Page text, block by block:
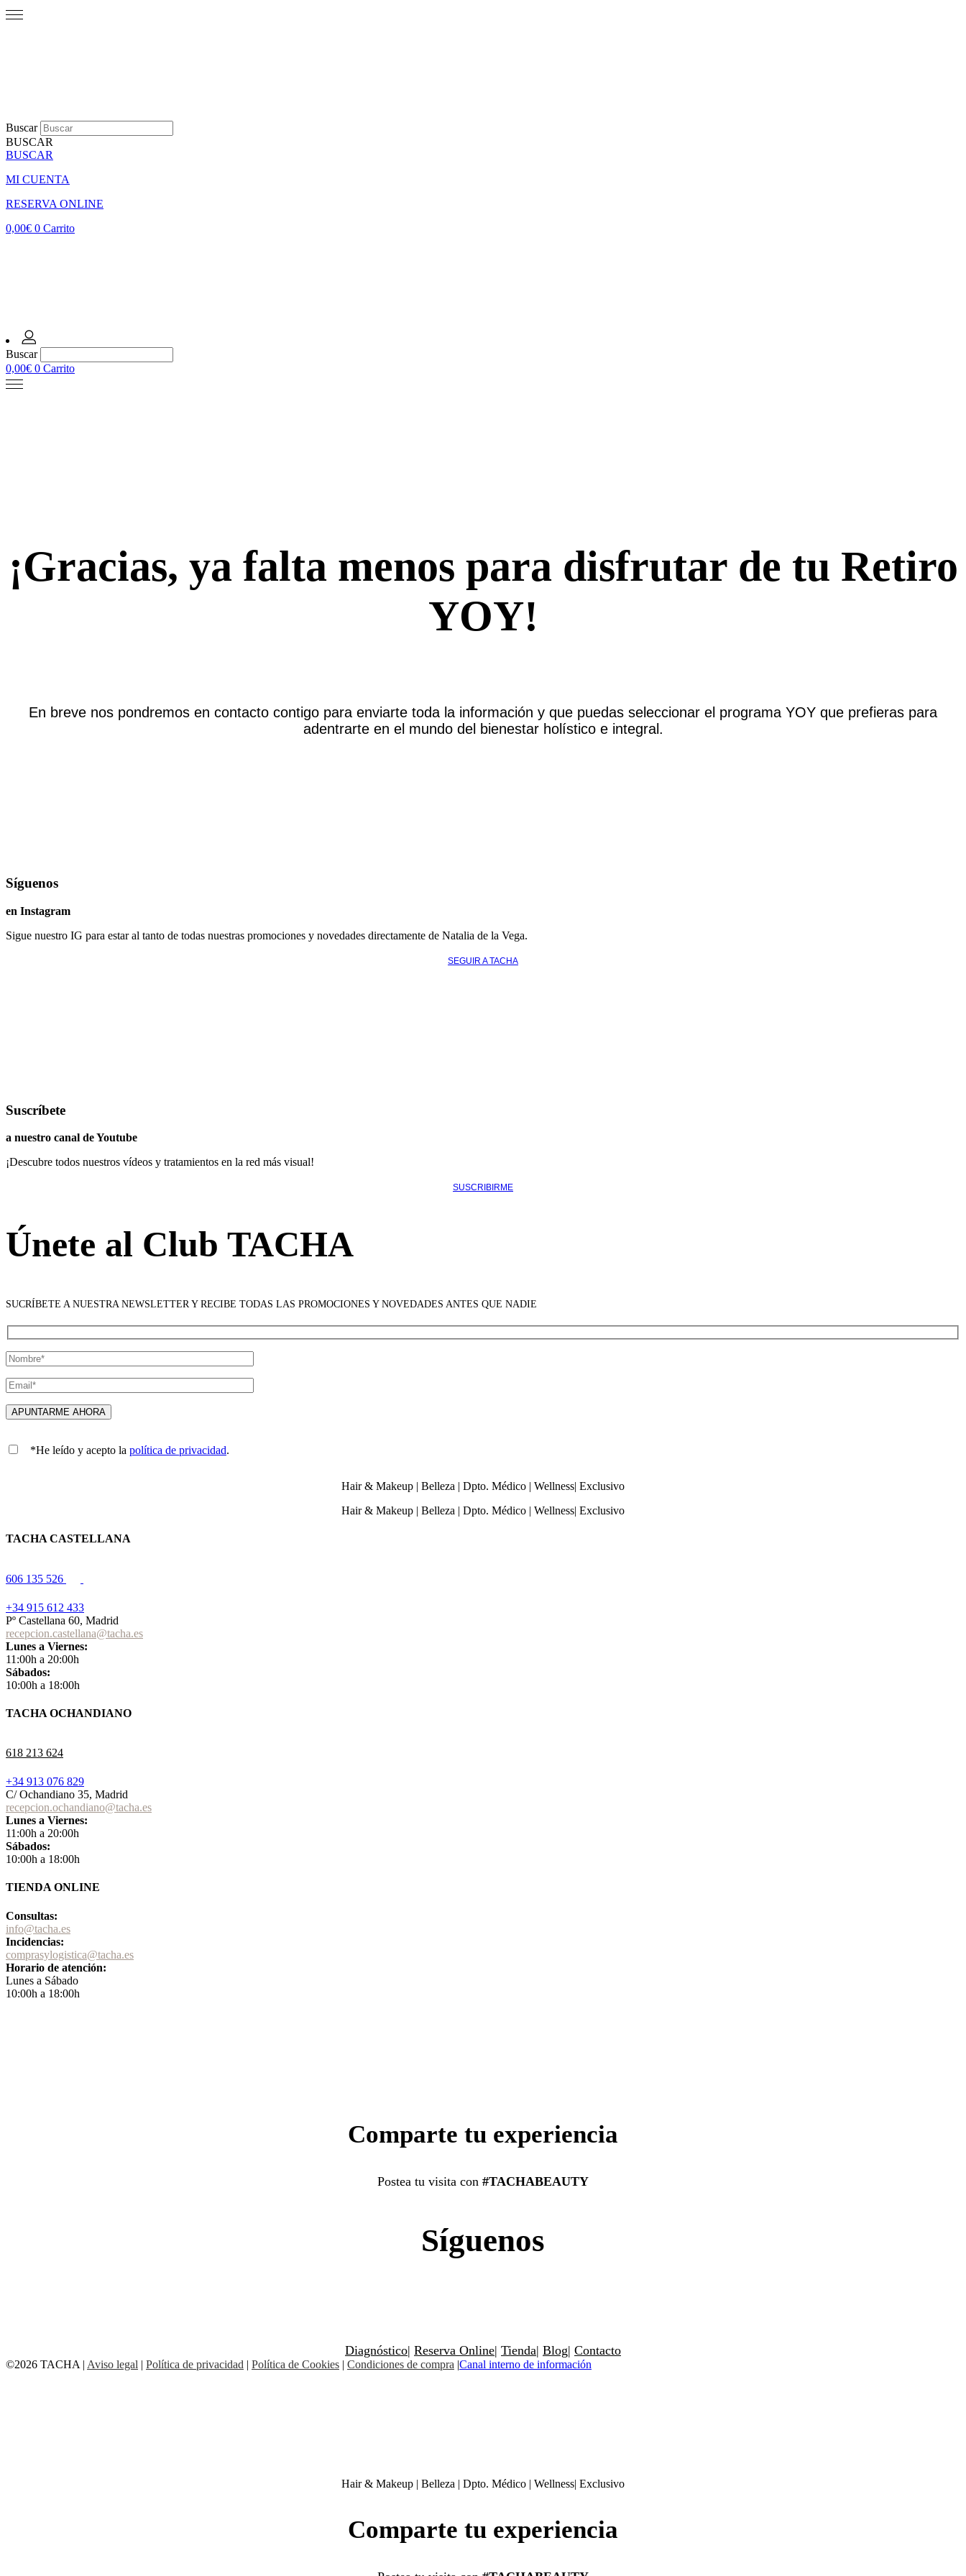
Buscar
BUSCAR
BUSCAR
MI CUENTA
RESERVA ONLINE
0,00€ 0 Carrito
Buscar
0,00€ 0 Carrito
¡Gracias, ya falta menos para disfrutar de tu Retiro
YOY!
En breve nos pondremos en contacto contigo para enviarte toda la información y que puedas seleccionar el programa YOY que prefieras para
adentrarte en el mundo del bienestar holístico e integral.
Síguenos
en Instagram
Sigue nuestro IG para estar al tanto de todas nuestras promociones y novedades directamente de Natalia de la Vega.
SEGUIR A TACHA
Suscríbete
a nuestro canal de Youtube
¡Descubre todos nuestros vídeos y tratamientos en la red más visual!
SUSCRIBIRME
Únete al Club TACHA
SUCRÍBETE A NUESTRA NEWSLETTER Y RECIBE TODAS LAS PROMOCIONES Y NOVEDADES ANTES QUE NADIE
*He leído y acepto la política de privacidad.
Hair & Makeup | Belleza | Dpto. Médico | Wellness| Exclusivo
Hair & Makeup | Belleza | Dpto. Médico | Wellness| Exclusivo
TACHA CASTELLANA
606 135 526
+34 915 612 433
Pº Castellana 60, Madrid
recepcion.castellana@tacha.es
Lunes a Viernes:
11:00h a 20:00h
Sábados:
10:00h a 18:00h
TACHA OCHANDIANO
618 213 624
+34 913 076 829
C/ Ochandiano 35, Madrid
recepcion.ochandiano@tacha.es
Lunes a Viernes:
11:00h a 20:00h
Sábados:
10:00h a 18:00h
TIENDA ONLINE
Consultas:
info@tacha.es
Incidencias:
comprasylogistica@tacha.es
Horario de atención:
Lunes a Sábado
10:00h a 18:00h
Comparte tu experiencia
Postea tu visita con #TACHABEAUTY
Síguenos
Diagnóstico| Reserva Online| Tienda| Blog| Contacto
©2026 TACHA | Aviso legal | Política de privacidad | Política de Cookies | Condiciones de compra |Canal interno de información
Hair & Makeup | Belleza | Dpto. Médico | Wellness| Exclusivo
Comparte tu experiencia